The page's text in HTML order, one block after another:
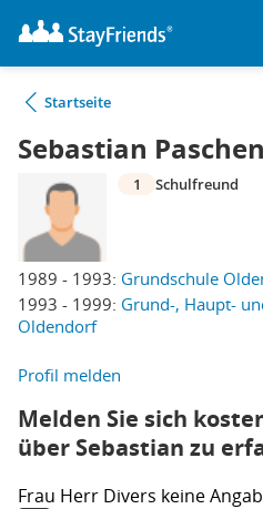
Startseite
Sebastian Paschen
1989 - 1993: Grundschule
1993 - 1999: Grund-, Haupt-
Oldendorf
1 Schulfreund
Profil melden
Melden Sie sich
über Sebastian zu
Frau Herr Divers keine